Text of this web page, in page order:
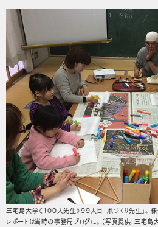
三宅島大学《100人先生》99人目「凧づくり先生」。
レポートは当時の事務局ブログに。（写真提供：三宅島